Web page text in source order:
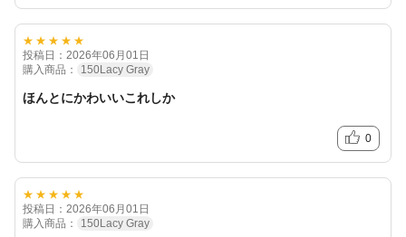
★★★★★
投稿日：2026年06月01日
購入商品：
150Lacy Gray
ほんとにかわいいこれしか
0
★★★★★
投稿日：2026年06月01日
購入商品：
150Lacy Gray